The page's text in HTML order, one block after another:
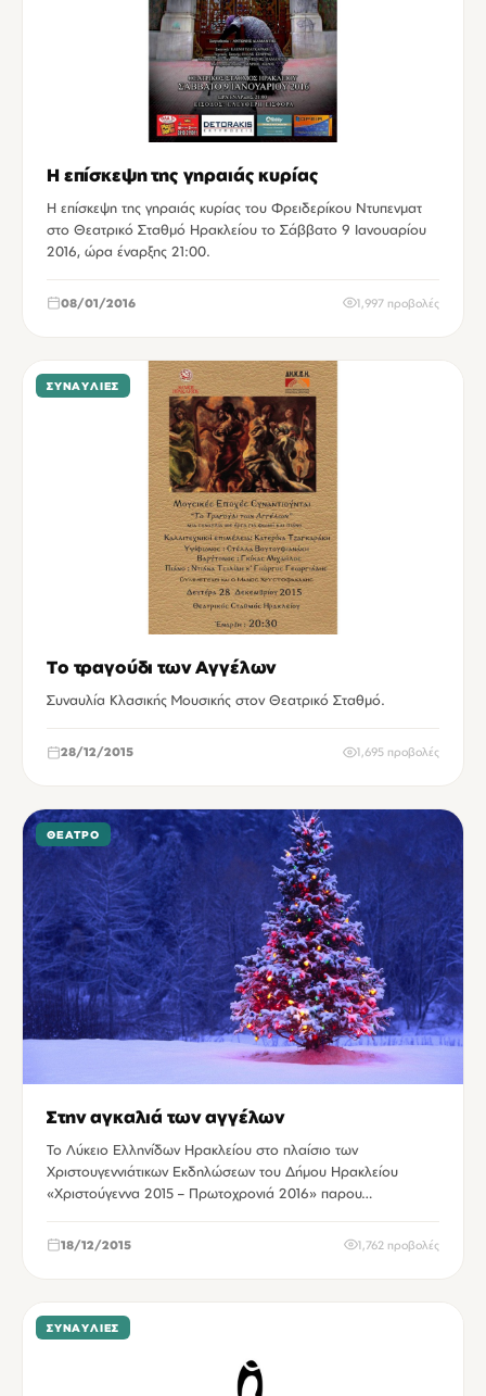
Η επίσκεψη της γηραιάς κυρίας
Η επίσκεψη της γηραιάς κυρίας του Φρειδερίκου Ντυπενματ
στο Θεατρικό Σταθμό Ηρακλείου το Σάββατο 9 Ιανουαρίου
2016, ώρα έναρξης 21:00.
08/01/2016 1,997 προβολές
ΣΥΝΑΥΛΊΕΣ
Tο τραγούδι των Αγγέλων
Συναυλία Κλασικής Μουσικής στον Θεατρικό Σταθμό.
28/12/2015 1,695 προβολές
ΘΈΑΤΡΟ
Στην αγκαλιά των αγγέλων
Το Λύκειο Ελληνίδων Ηρακλείου στο πλαίσιο των
Χριστουγεννιάτικων Εκδηλώσεων του Δήμου Ηρακλείου
«Χριστούγεννα 2015 – Πρωτοχρονιά 2016» παρου…
18/12/2015 1,762 προβολές
ΣΥΝΑΥΛΊΕΣ